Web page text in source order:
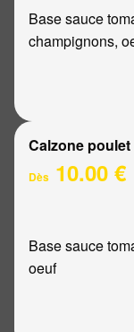
Base sauce
champignons,
Calzone poulet
Dès 10.00 €
Base sauce
oeuf